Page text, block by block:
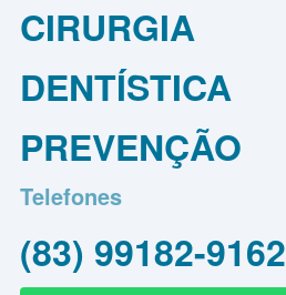
CIRURGIA
DENTÍSTICA
PREVENÇÃO
Telefones
(83) 99182-9162